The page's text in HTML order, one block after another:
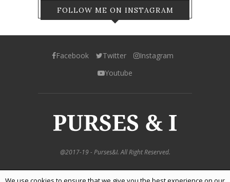
FOLLOW ME ON INSTAGRAM
Facebook Twitter
Instagram
Youtube
@2017-19 - Purses&I. All Right Reserved.